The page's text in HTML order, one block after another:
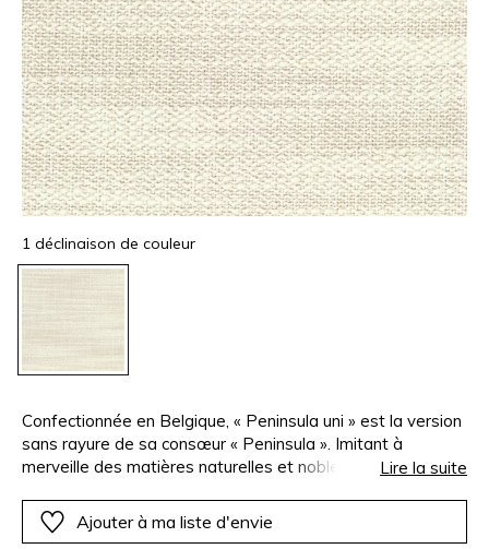
1 déclinaison de couleur
Confectionnée en Belgique, « Peninsula uni » est la version
sans rayure de sa consœur « Peninsula ». Imitant à
merveille des matières naturelles et nobles telles que le
polyoléfine. Ces fibres high-tech garantissent une haute
résistance à l’eau chlorée et salée, aux moisissures et aux
Lire la suite
Ajouter à ma liste d'envie